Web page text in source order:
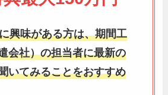
興味がある方は、期間工
会社）の担当者に最新の
いてみることをおすすめ